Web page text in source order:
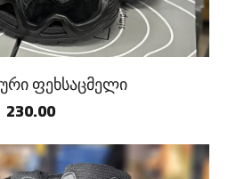
ფეხსაცმელი
230.00